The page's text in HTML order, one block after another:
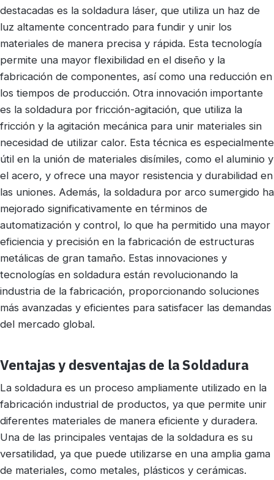
destacadas es la soldadura láser, que utiliza un haz de
luz altamente concentrado para fundir y unir los
materiales de manera precisa y rápida. Esta tecnología
permite una mayor flexibilidad en el diseño y la
fabricación de componentes, así como una reducción en
los tiempos de producción. Otra innovación importante
es la soldadura por fricción-agitación, que utiliza la
fricción y la agitación mecánica para unir materiales sin
necesidad de utilizar calor. Esta técnica es especialmente
útil en la unión de materiales disímiles, como el aluminio y
el acero, y ofrece una mayor resistencia y durabilidad en
las uniones. Además, la soldadura por arco sumergido ha
mejorado significativamente en términos de
automatización y control, lo que ha permitido una mayor
eficiencia y precisión en la fabricación de estructuras
metálicas de gran tamaño. Estas innovaciones y
tecnologías en soldadura están revolucionando la
industria de la fabricación, proporcionando soluciones
más avanzadas y eficientes para satisfacer las demandas
del mercado global.
Ventajas y desventajas de la Soldadura
La soldadura es un proceso ampliamente utilizado en la
fabricación industrial de productos, ya que permite unir
diferentes materiales de manera eficiente y duradera.
Una de las principales ventajas de la soldadura es su
versatilidad, ya que puede utilizarse en una amplia gama
de materiales, como metales, plásticos y cerámicas.